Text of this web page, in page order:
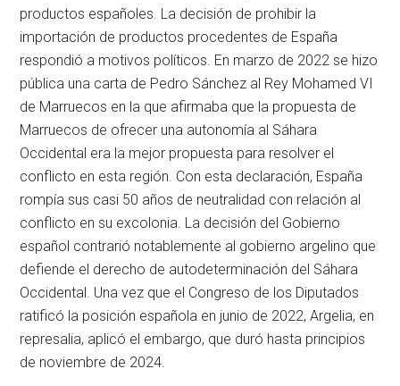
productos españoles. La decisión de prohibir la
importación de productos procedentes de España
respondió a motivos políticos. En marzo de 2022 se hizo
pública una carta de Pedro Sánchez al Rey Mohamed VI
de Marruecos en la que afirmaba que la propuesta de
Marruecos de ofrecer una autonomía al Sáhara
Occidental era la mejor propuesta para resolver el
conflicto en esta región. Con esta declaración, España
rompía sus casi 50 años de neutralidad con relación al
conflicto en su excolonia. La decisión del Gobierno
español contrarió notablemente al gobierno argelino que
defiende el derecho de autodeterminación del Sáhara
Occidental. Una vez que el Congreso de los Diputados
ratificó la posición española en junio de 2022, Argelia, en
represalia, aplicó el embargo, que duró hasta principios
de noviembre de 2024.